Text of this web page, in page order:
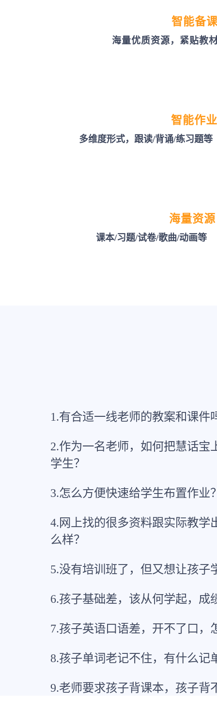
智能备
海量优质资源，紧贴教
智能作业
多维度形式，跟读/背诵/练习题等
海量资源
课本/习题/试卷/歌曲/动画等
1.有合适一线老师的教案和课件
2.作为一名老师，如何把慧话宝
学生？
3.怎么方便快速给学生布置作业
4.网上找的很多资料跟实际教学
么样？
5.没有培训班了，但又想让孩子
6.孩子基础差，该从何学起，成
7.孩子英语口语差，开不了口，
8.孩子单词老记不住，有什么记
9.老师要求孩子背课本，孩子背